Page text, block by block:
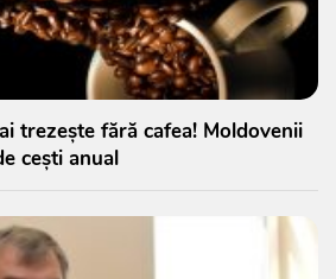
trezește fără cafea! Moldovenii
cești anual